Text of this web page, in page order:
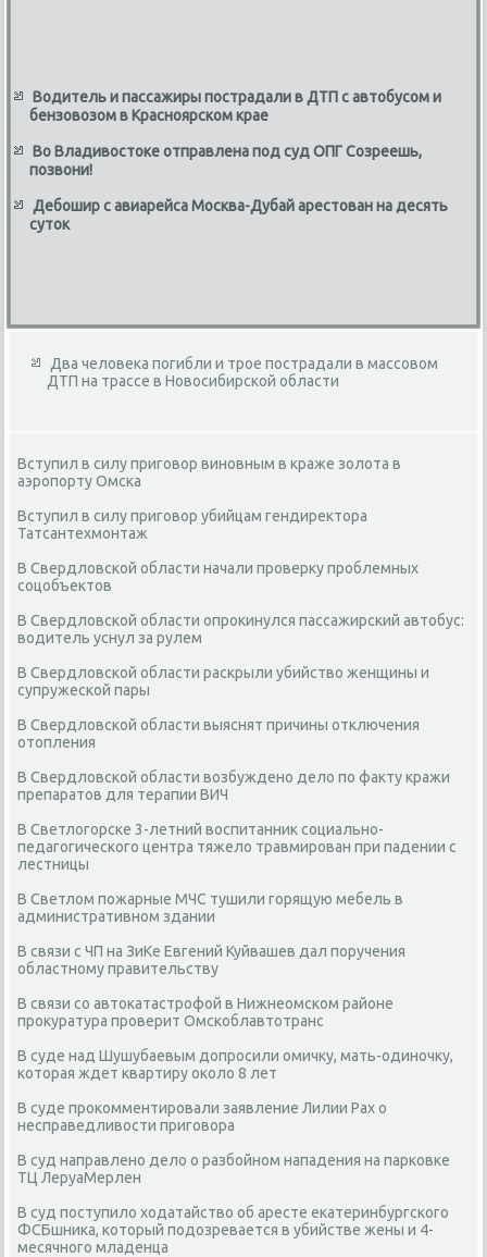
Водитель и пассажиры пострадали в ДТП с автобусом и
бензовозом в Красноярском крае
Во Владивостоке отправлена под суд ОПГ Созреешь,
позвони!
Дебошир с авиарейса Москва-Дубай арестован на десять
суток
Два человека погибли и трое пострадали в массовом
ДТП на трассе в Новосибирской области
Вступил в силу приговор виновным в краже золота в
аэропорту Омска
Вступил в силу приговор убийцам гендиректора
Татсантехмонтаж
В Свердловской области начали проверку проблемных
соцобъектов
В Свердловской области опрокинулся пассажирский автобус:
водитель уснул за рулем
В Свердловской области раскрыли убийство женщины и
супружеской пары
В Свердловской области выяснят причины отключения
отопления
В Свердловской области возбуждено дело по факту кражи
препаратов для терапии ВИЧ
В Светлогорске 3-летний воспитанник социально-
педагогического центра тяжело травмирован при падении с
лестницы
В Светлом пожарные МЧС тушили горящую мебель в
административном здании
В связи с ЧП на ЗиКе Евгений Куйвашев дал поручения
областному правительству
В связи со автокатастрофой в Нижнеомском районе
прокуратура проверит Омскоблавтотранс
В суде над Шушубаевым допросили омичку, мать-одиночку,
которая ждет квартиру около 8 лет
В суде прокомментировали заявление Лилии Рах о
несправедливости приговора
В суд направлено дело о разбойном нападения на парковке
ТЦ ЛеруаМерлен
В суд поступило ходатайство об аресте екатеринбургского
ФСБшника, который подозревается в убийстве жены и 4-
месячного младенца